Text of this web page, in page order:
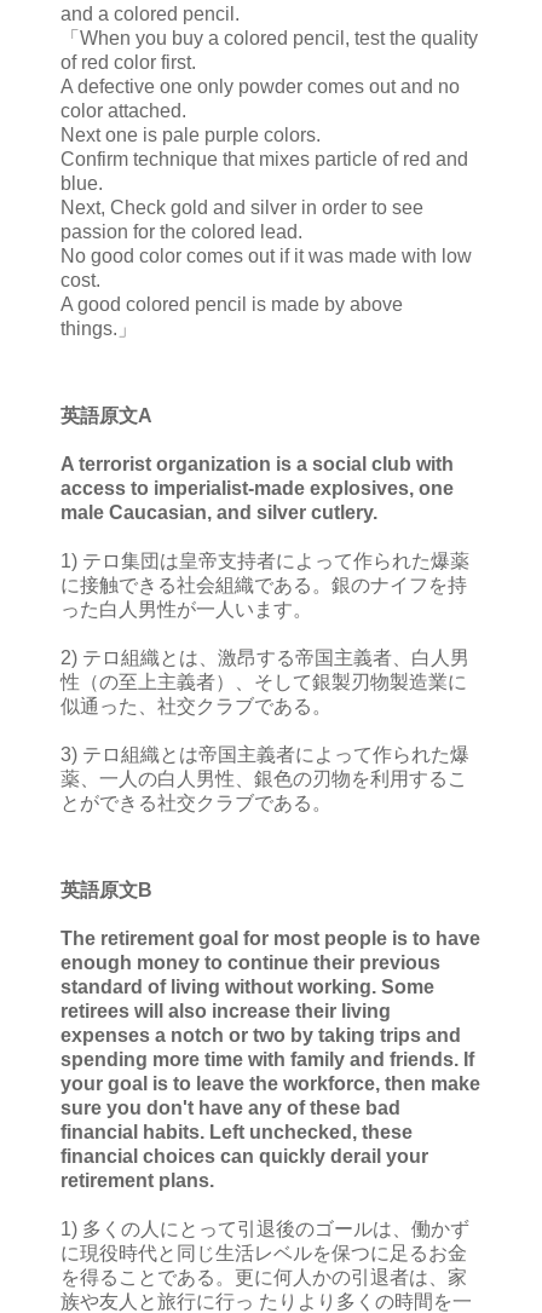
and a colored pencil.
「When you buy a colored pencil, test the quality
of red color first.
A defective one only powder comes out and no
color attached.
Next one is pale purple colors.
Confirm technique that mixes particle of red and
blue.
Next, Check gold and silver in order to see
passion for the colored lead.
No good color comes out if it was made with low
cost.
A good colored pencil is made by above
things.」
英語原文A
A terrorist organization is a social club with
access to imperialist-made explosives, one
male Caucasian, and silver cutlery.
1) テロ集団は皇帝支持者によって作られた爆薬
に接触できる社会組織である。銀のナイフを持
った白人男性が一人います。
2) テロ組織とは、激昂する帝国主義者、白人男
性（の至上主義者）、そして銀製刃物製造業に
似通った、社交クラブである。
3) テロ組織とは帝国主義者によって作られた爆
薬、一人の白人男性、銀色の刃物を利用するこ
とができる社交クラブである。
英語原文B
The retirement goal for most people is to have
enough money to continue their previous
standard of living without working. Some
retirees will also increase their living
expenses a notch or two by taking trips and
spending more time with family and friends. If
your goal is to leave the workforce, then make
sure you don't have any of these bad
financial habits. Left unchecked, these
financial choices can quickly derail your
retirement plans.
1) 多くの人にとって引退後のゴールは、働かず
に現役時代と同じ生活レベルを保つに足るお金
を得ることである。更に何人かの引退者は、家
族や友人と旅行に行っ たりより多くの時間を一